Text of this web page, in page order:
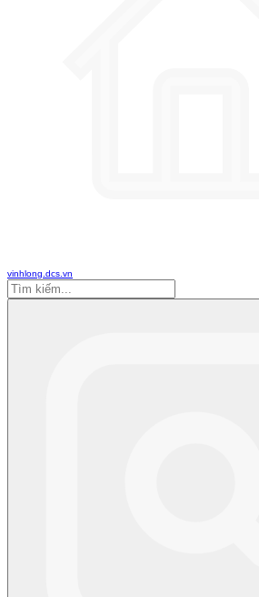
vinhlong.dcs.vn